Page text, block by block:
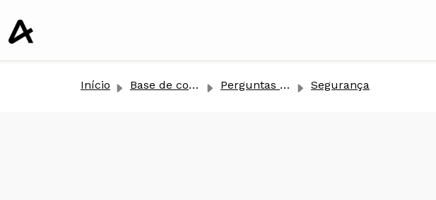
Início Base de conhecimento Perguntas Frequentes Segurança